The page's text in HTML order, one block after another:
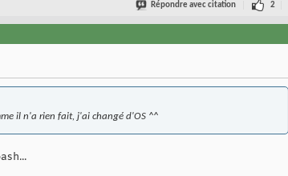
Répondre avec citation 2
il n'a rien fait, j'ai changé d'OS ^^